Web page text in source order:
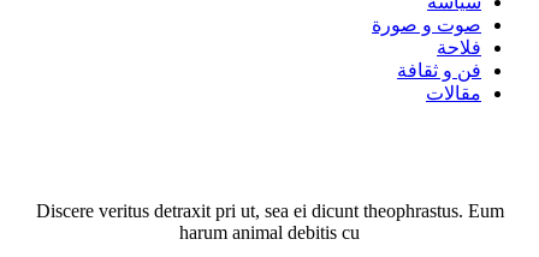
صوت و صورة
فلاحة
فن و ثقافة
مقالات
Discere veritus detraxit pri ut, sea ei dicunt theophrastus. Eum
harum animal debitis cu